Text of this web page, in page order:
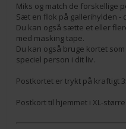
Miks og match de forskellige
Sæt en flok på gallerihylden -
Du kan også sætte et eller
med masking tape.
Du kan også bruge kortet
speciel person i dit liv.
Postkortet er trykt på kraftigt
Postkort til hjemmet i XL-